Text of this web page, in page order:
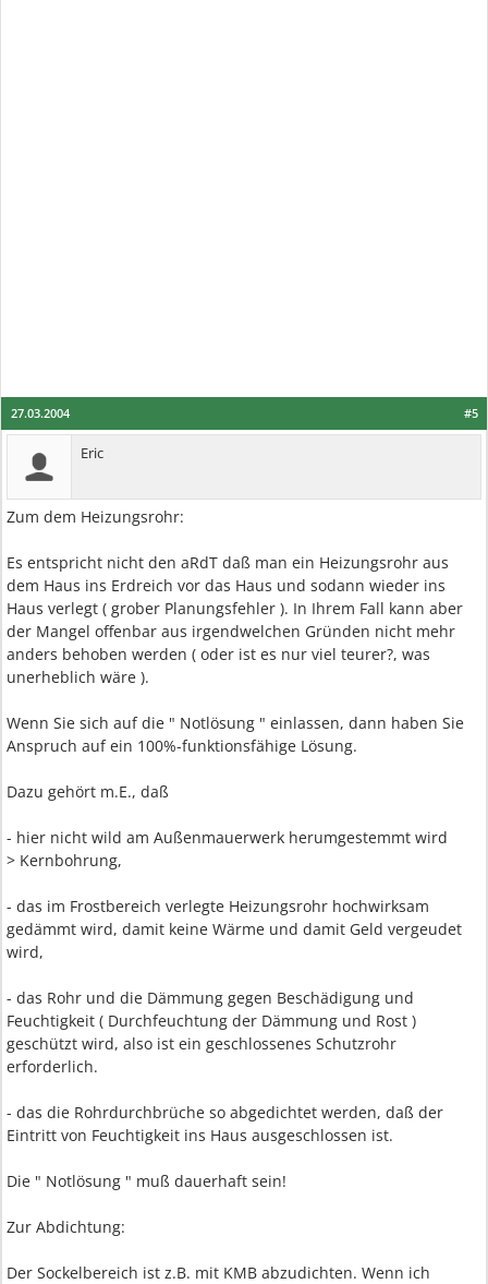
#5
27.03.2004
Eric
Zum dem Heizungsrohr:
Es entspricht nicht den aRdT daß man ein Heizungsrohr aus
dem Haus ins Erdreich vor das Haus und sodann wieder ins
Haus verlegt ( grober Planungsfehler ). In Ihrem Fall kann aber
der Mangel offenbar aus irgendwelchen Gründen nicht mehr
anders behoben werden ( oder ist es nur viel teurer?, was
unerheblich wäre ).
Wenn Sie sich auf die " Notlösung " einlassen, dann haben Sie
Anspruch auf ein 100%-funktionsfähige Lösung.
Dazu gehört m.E., daß
- hier nicht wild am Außenmauerwerk herumgestemmt wird
> Kernbohrung,
- das im Frostbereich verlegte Heizungsrohr hochwirksam
gedämmt wird, damit keine Wärme und damit Geld vergeudet
wird,
- das Rohr und die Dämmung gegen Beschädigung und
Feuchtigkeit ( Durchfeuchtung der Dämmung und Rost )
geschützt wird, also ist ein geschlossenes Schutzrohr
erforderlich.
- das die Rohrdurchbrüche so abgedichtet werden, daß der
Eintritt von Feuchtigkeit ins Haus ausgeschlossen ist.
Die " Notlösung " muß dauerhaft sein!
Zur Abdichtung:
Der Sockelbereich ist z.B. mit KMB abzudichten. Wenn ich